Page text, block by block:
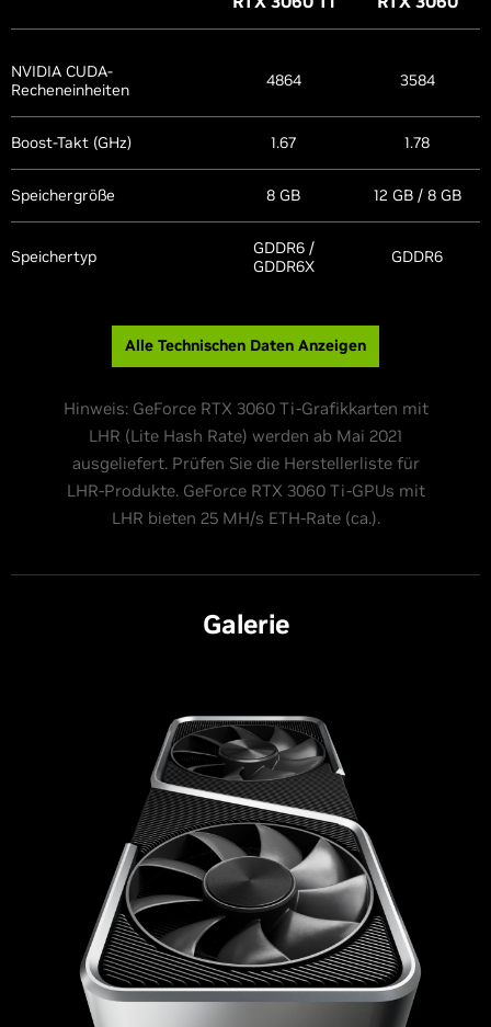
NVIDIA CUDA-
Recheneinheiten
4864 3584
Boost-Takt (GHz) 1.67 1.78
Speichergröße 8 GB 12 GB / 8 GB
Speichertyp
GDDR6 /
GDDR6X
GDDR6
Alle Technischen Daten Anzeigen
Hinweis: GeForce RTX 3060 Ti-Grafikkarten mit
LHR (Lite Hash Rate) werden ab Mai 2021
ausgeliefert. Prüfen Sie die Herstellerliste für
LHR-Produkte. GeForce RTX 3060 Ti-GPUs mit
LHR bieten 25 MH/s ETH-Rate (ca.).
Galerie